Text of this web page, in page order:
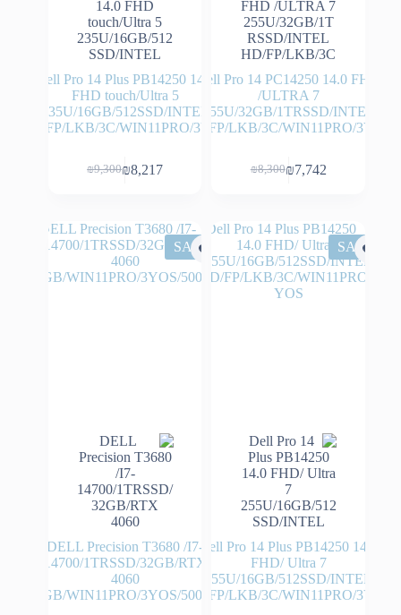
Dell Pro 14 PC14250 14.0 FHD
/ULTRA 7
255U/32GB/1TRSSD/INTEL
HD/FP/LKB/3C/WIN11PRO/3YOS
₪8,300
המחיר
₪8,300.
₪7,742 המחיר
₪7,742.
Dell Pro 14 Plus PB14250 14.0
FHD touch/Ultra 5
235U/16GB/512SSD/INTEL
HD/FP/LKB/3C/WIN11PRO/3YOS
₪9,300
המחיר
₪9,300.
₪8,217 המחיר
₪8,217.
SALE
Dell Pro 14 Plus PB14250 14.0
FHD/ Ultra 7
255U/16GB/512SSD/INTEL
HD/FP/LKB/3C/WIN11PRO/3YOS
SALE
DELL Precision T3680 /I7-
14700/1TRSSD/32GB/RTX
4060
8GB/WIN11PRO/3YOS/500W